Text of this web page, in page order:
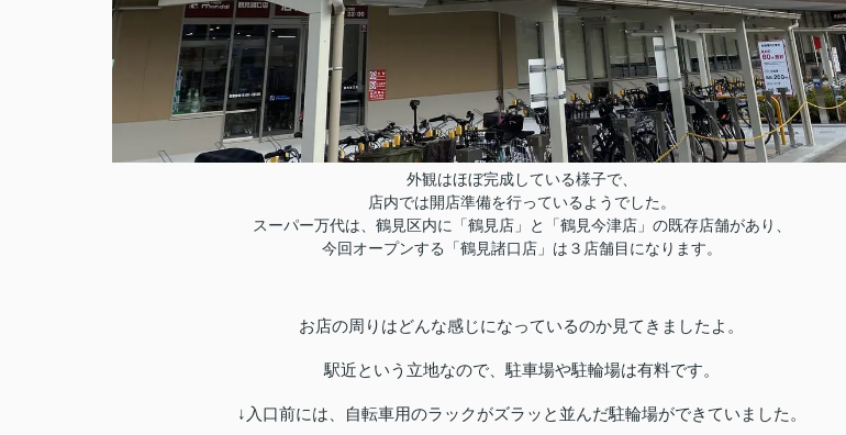
外観はほぼ完成している様子で、
店内では開店準備を行っているようでした。
スーパー万代は、鶴見区内に「鶴見店」と「鶴見今津店」の既存店舗があり、
今回オープンする「鶴見諸口店」は３店舗目になります。
お店の周りはどんな感じになっているのか見てきましたよ。
駅近という立地なので、駐車場や駐輪場は有料です。
↓入口前には、自転車用のラックがズラッと並んだ駐輪場ができていました。